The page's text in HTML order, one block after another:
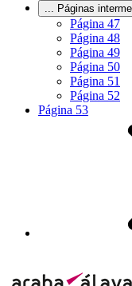
Páginas
Página 47
Página 48
Página 49
Página 50
Página 51
Página 52
Página 53